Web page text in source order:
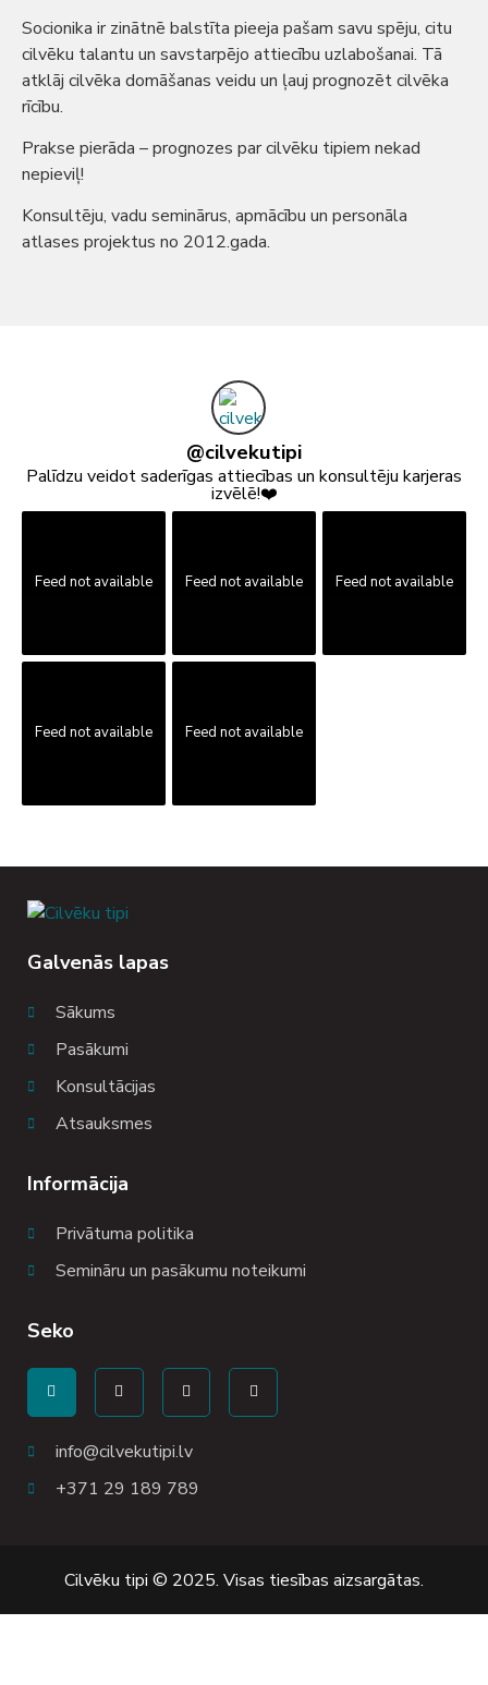
Socionika ir zinātnē balstīta pieeja pašam savu spēju, citu
cilvēku talantu un savstarpējo attiecību uzlabošanai. Tā
atklāj cilvēka domāšanas veidu un ļauj prognozēt cilvēka
rīcību.
Prakse pierāda – prognozes par cilvēku tipiem nekad
nepieviļ!
Konsultēju, vadu seminārus, apmācību un personāla
atlases projektus no 2012.gada.
@cilvekutipi
Palīdzu veidot saderīgas attiecības un konsultēju karjeras
izvēlē!❤️
Feed not available Feed not available Feed not available
Feed not available Feed not available
Galvenās lapas
Sākums
Pasākumi
Konsultācijas
Atsauksmes
Informācija
Privātuma politika
Semināru un pasākumu noteikumi
Seko
info@cilvekutipi.lv
+371 29 189 789
Cilvēku tipi © 2025. Visas tiesības aizsargātas.